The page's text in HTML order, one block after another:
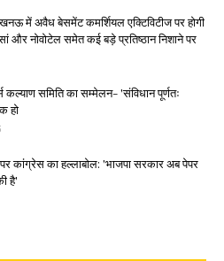
में अवैध बेसमेंट कमर्शियल एक्टिविटीज पर होगी
और नोवोटेल समेत कई बड़े प्रतिष्ठान निशाने पर
कल्याण समिति का सम्मेलन- 'संविधान पूर्णतः
हो
कांग्रेस का हल्लाबोल: 'भाजपा सरकार अब पेपर
है'